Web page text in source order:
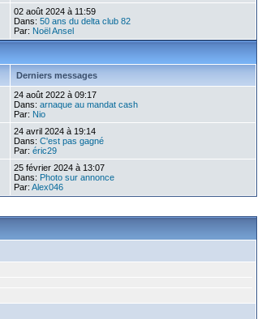
02 août 2024 à 11:59
Dans: 50 ans du delta club 82
Par: Noël Ansel
Derniers messages
24 août 2022 à 09:17
Dans: arnaque au mandat cash
Par: Nio
24 avril 2024 à 19:14
Dans: C'est pas gagné
Par: éric29
25 février 2024 à 13:07
Dans: Photo sur annonce
Par: Alex046